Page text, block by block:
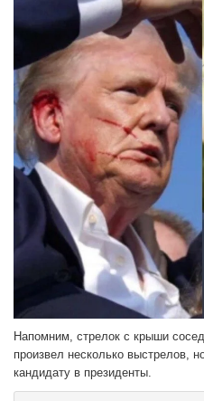
Напомним, стрелок с крыши
произвел несколько выстрелов,
кандидату в президенты.